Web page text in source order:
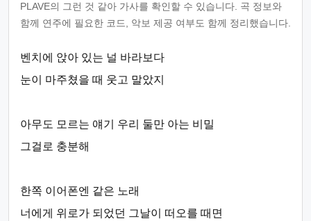
PLAVE의 그런 것 같아 가사를 확인할 수 있습니다. 곡 정보와
함께 연주에 필요한 코드, 악보 제공 여부도 함께 정리했습니다.
벤치에 앉아 있는 널 바라보다
눈이 마주쳤을 때 웃고 말았지
아무도 모르는 얘기 우리 둘만 아는 비밀
그걸로 충분해
한쪽 이어폰엔 같은 노래
너에게 위로가 되었던 그날이 떠오를 때면